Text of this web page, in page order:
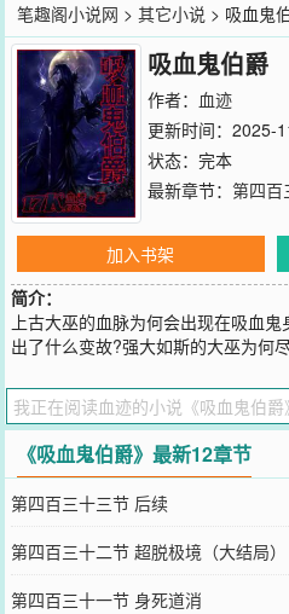
笔趣阁小说网 >其它小说 > 吸血鬼
吸血鬼伯爵
作者： 血迹
更新时间：2025-
状态：完本
最新章节： 第四百
加入书架
简介：
上古大巫的血脉为何会出现在吸血
出了什么变故?强大如斯的大巫为何
妒人类,所以降下天威.毁灭一切.道
歧途,无法超越极境,受因果束缚,卷
源于上古神州,且看主角如何慢慢揭
时候,主角又该如何选择.
您要是觉得《
吸血鬼伯爵
信里的朋友推荐哦！
《吸血鬼伯爵》最新12章节
第四百三十三节 后续
第四百三十二节 超脱极境（大结局）
第四百三十一节 身死道消